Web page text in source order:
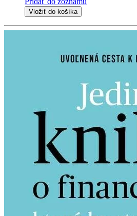
Vložiť do košíka